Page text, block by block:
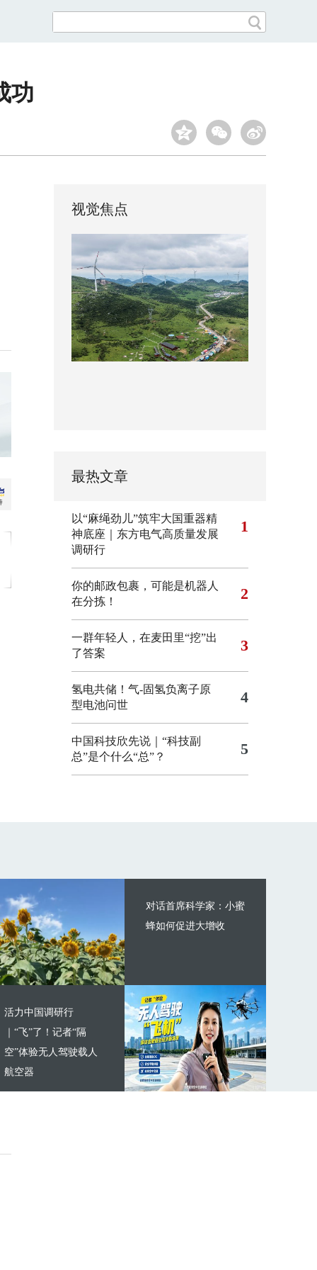
功
视觉焦点
最热文章
以“麻绳劲儿”筑牢大国重器精
神底座｜东方电气高质量发展
调研行
1
你的邮政包裹，可能是机器人
在分拣！
2
一群年轻人，在麦田里“挖”出
了答案
3
氢电共储！气-固氢负离子原
型电池问世
4
中国科技欣先说｜“科技副
总”是个什么“总”？
5
对话首席科学家：小蜜
蜂如何促进大增收
活力中国调研行
｜“飞”了！记者“隔
空”体验无人驾驶载人
航空器